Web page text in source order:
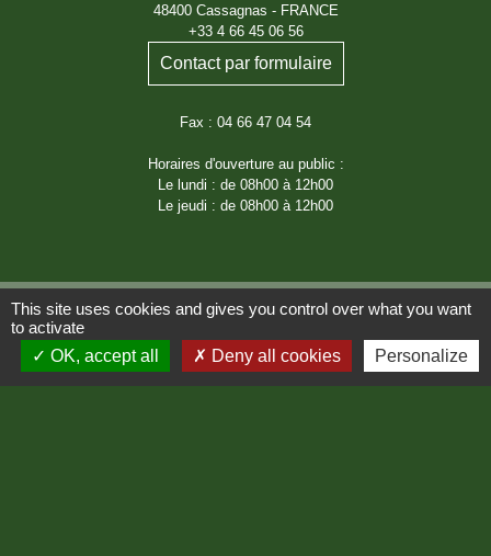
48400 Cassagnas - FRANCE
+33 4 66 45 06 56
Contact par formulaire
Fax : 04 66 47 04 54
Horaires d'ouverture au public :
Le lundi : de 08h00 à 12h00
Le jeudi : de 08h00 à 12h00
Liens
This site uses cookies and gives you control over what you want
to activate
OK, accept all
Deny all cookies Personalize